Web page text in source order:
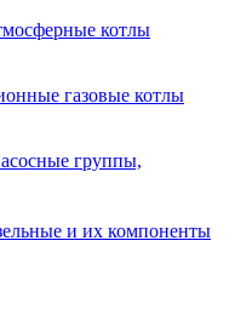
котлы
газовые котлы
группы,
и их компоненты